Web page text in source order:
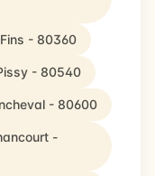
- 80360
- 80540
- 80600
-